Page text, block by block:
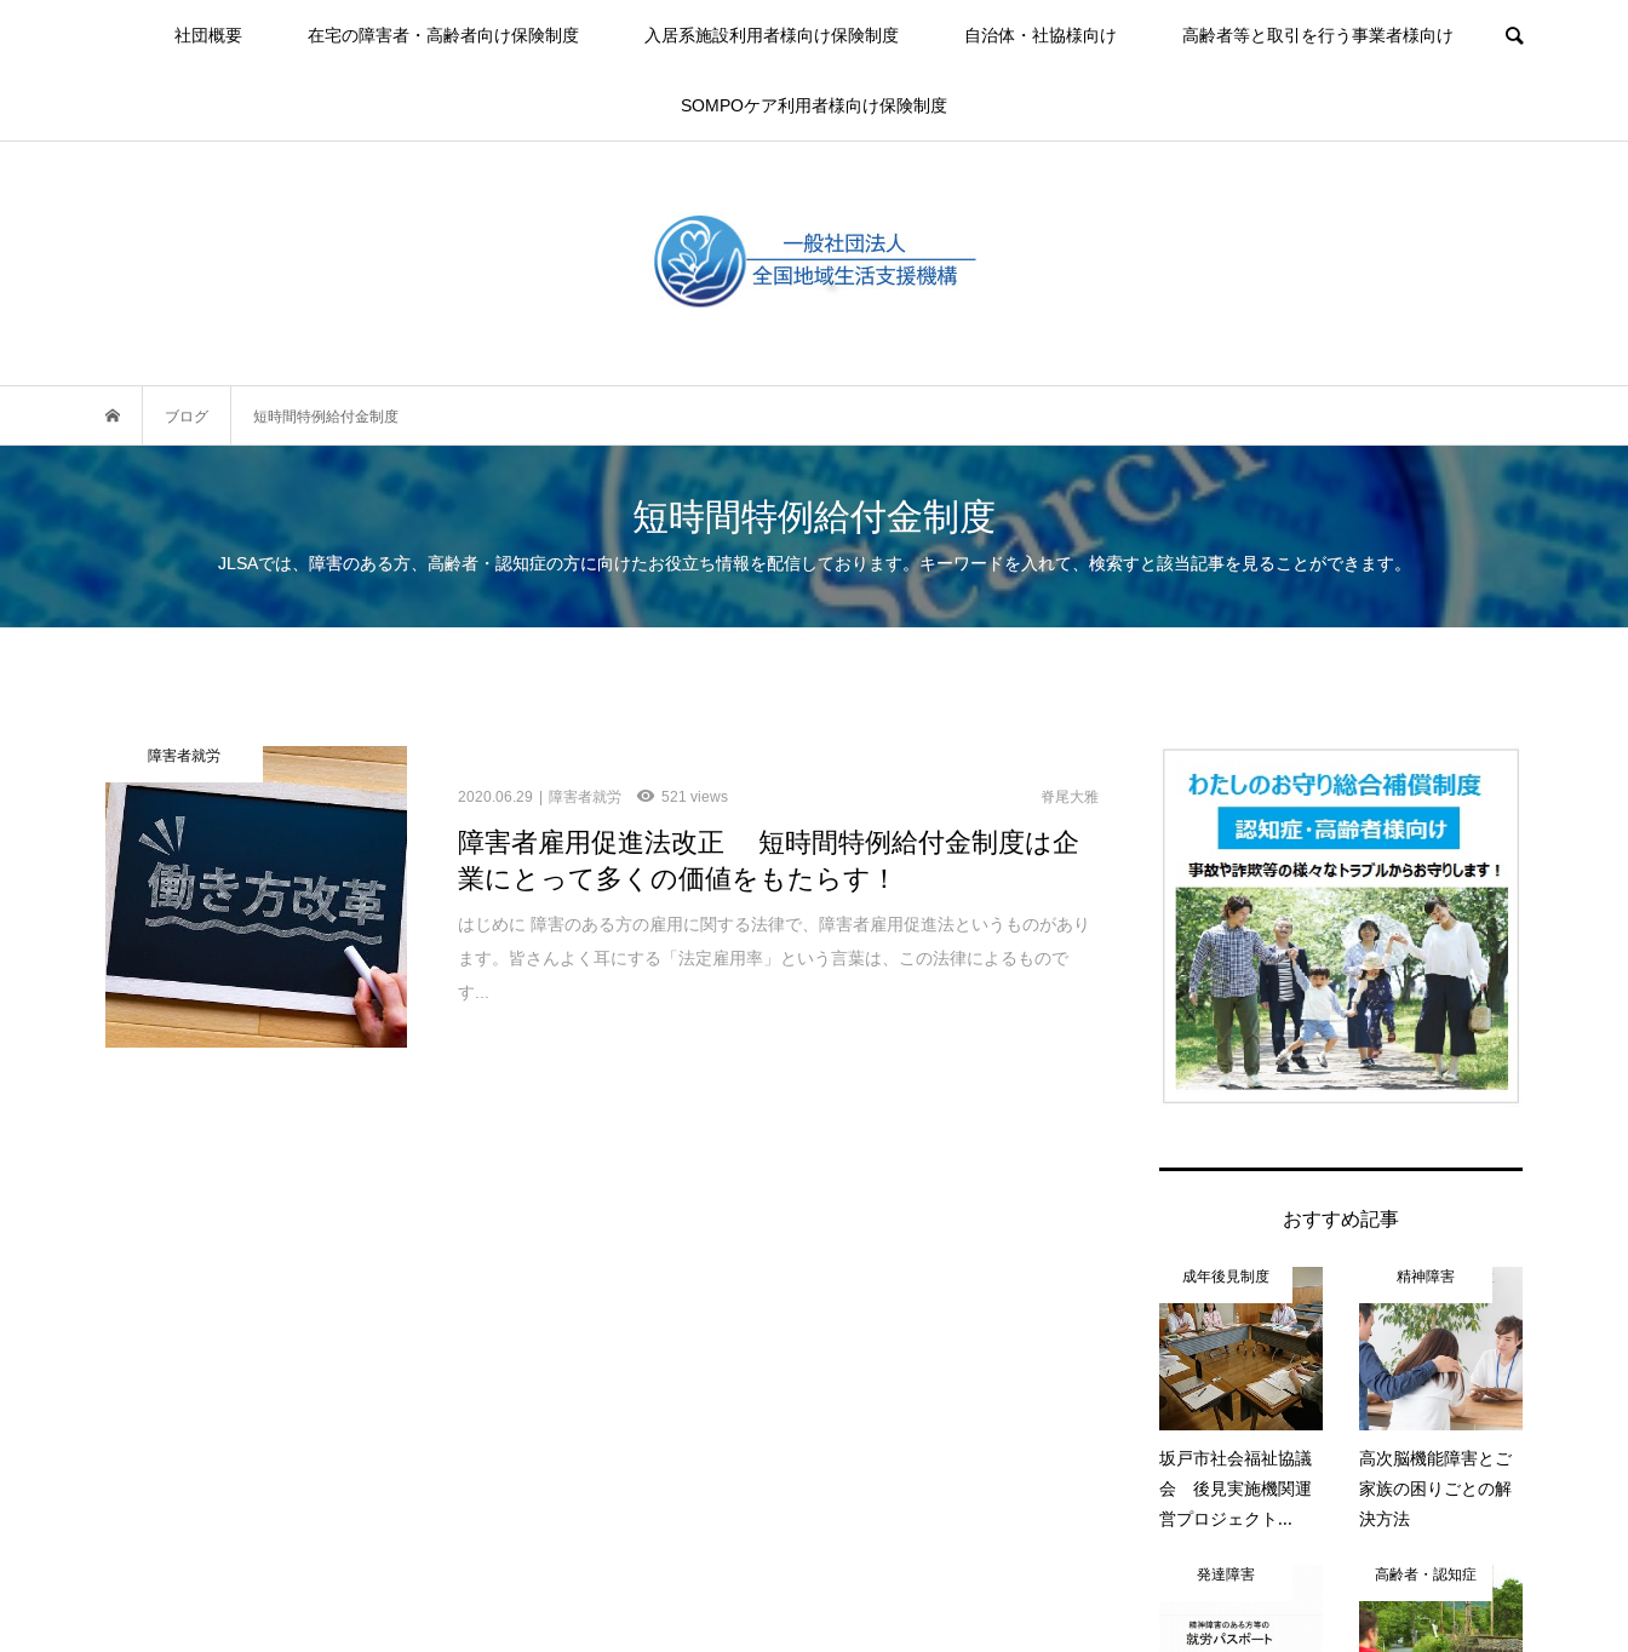
社団概要 在宅の障害者・高齢者向け保険制度 入居系施設利用者様向け保険制度 自治体・社協様向け 高齢者等と取引を行う事業者様向け
SOMPOケア利用者様向け保険制度
ブログ 短時間特例給付金制度
短時間特例給付金制度
JLSAでは、障害のある方、高齢者・認知症の方に向けたお役立ち情報を配信しております。キーワードを入れて、検索すと該当記事を見ることができます。
障害者就労
2020.06.29 障害者就労 521 views 脊尾大雅
障害者雇用促進法改正 短時間特例給付金制度は企
業にとって多くの価値をもたらす！
はじめに 障害のある方の雇用に関する法律で、障害者雇用促進法というものがあり
ます。皆さんよく耳にする「法定雇用率」という言葉は、この法律によるもので
す...
おすすめ記事
成年後見制度
坂戸市社会福祉協議
会 後見実施機関運
営プロジェクト...
精神障害
高次脳機能障害とご
家族の困りごとの解
決方法
発達障害 高齢者・認知症